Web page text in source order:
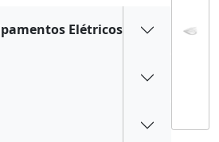
Elétricos